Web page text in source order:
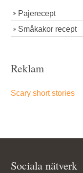
Pajerecept
Småkakor recept
Reklam
Scary short stories
Sociala nätverk